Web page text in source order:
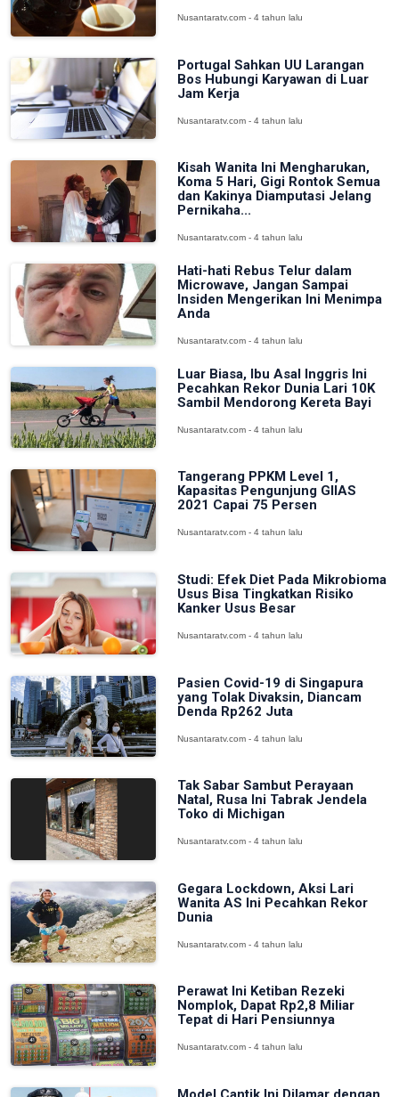
Nusantaratv.com - 4 tahun lalu
Portugal Sahkan UU Larangan
Bos Hubungi Karyawan di Luar
Jam Kerja
Nusantaratv.com - 4 tahun lalu
Kisah Wanita Ini Mengharukan,
Koma 5 Hari, Gigi Rontok Semua
dan Kakinya Diamputasi Jelang
Pernikaha...
Nusantaratv.com - 4 tahun lalu
Hati-hati Rebus Telur dalam
Microwave, Jangan Sampai
Insiden Mengerikan Ini Menimpa
Anda
Nusantaratv.com - 4 tahun lalu
Luar Biasa, Ibu Asal Inggris Ini
Pecahkan Rekor Dunia Lari 10K
Sambil Mendorong Kereta Bayi
Nusantaratv.com - 4 tahun lalu
Tangerang PPKM Level 1,
Kapasitas Pengunjung GIIAS
2021 Capai 75 Persen
Nusantaratv.com - 4 tahun lalu
Studi: Efek Diet Pada Mikrobioma
Usus Bisa Tingkatkan Risiko
Kanker Usus Besar
Nusantaratv.com - 4 tahun lalu
Pasien Covid-19 di Singapura
yang Tolak Divaksin, Diancam
Denda Rp262 Juta
Nusantaratv.com - 4 tahun lalu
Tak Sabar Sambut Perayaan
Natal, Rusa Ini Tabrak Jendela
Toko di Michigan
Nusantaratv.com - 4 tahun lalu
Gegara Lockdown, Aksi Lari
Wanita AS Ini Pecahkan Rekor
Dunia
Nusantaratv.com - 4 tahun lalu
Perawat Ini Ketiban Rezeki
Nomplok, Dapat Rp2,8 Miliar
Tepat di Hari Pensiunnya
Nusantaratv.com - 4 tahun lalu